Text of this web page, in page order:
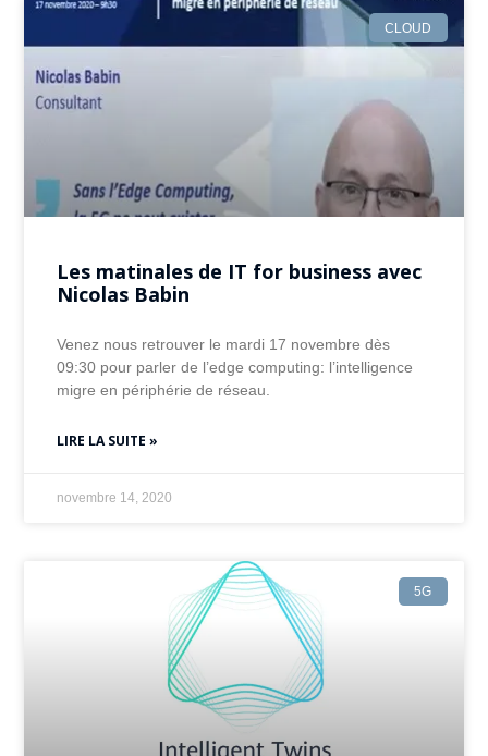
CLOUD
Les matinales de IT for business avec
Nicolas Babin
Venez nous retrouver le mardi 17 novembre dès
09:30 pour parler de l’edge computing: l’intelligence
migre en périphérie de réseau.
LIRE LA SUITE »
novembre 14, 2020
5G